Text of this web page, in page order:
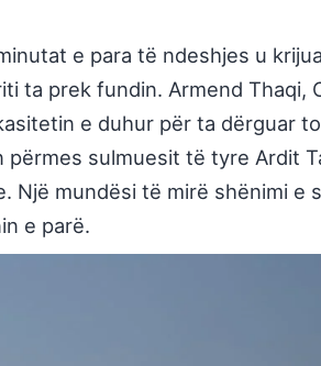
e para të ndeshjes u
ta prek fundin. Armend Thaqi,
e duhur për ta dërguar
sulmuesit të tyre Ardit
mundësi të mirë shënimi e
e parë.